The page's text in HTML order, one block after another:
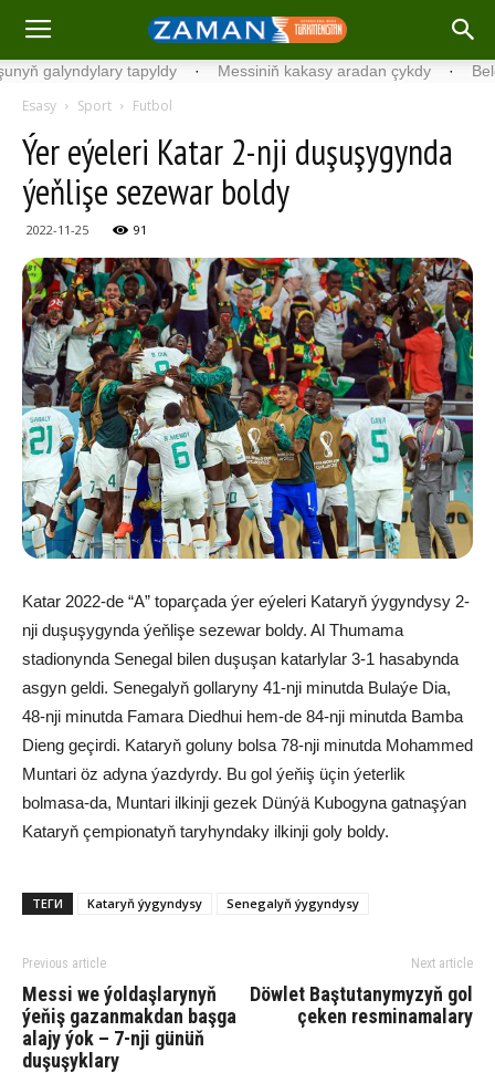
tapyldy · Messiniň kakasy aradan çykdy ·
Esasy Sport Futbol
Ýer eýeleri Katar 2-nji duşuşygynda
ýeňlişe sezewar boldy
2022-11-25 91
Katar 2022-de “A” toparçada ýer eýeleri Kataryň ýygyndysy 2-
nji duşuşygynda ýeňlişe sezewar boldy. Al Thumama
stadionynda Senegal bilen duşuşan katarlylar 3-1 hasabynda
asgyn geldi. Senegalyň gollaryny 41-nji minutda Bulaýe Dia,
48-nji minutda Famara Diedhui hem-de 84-nji minutda Bamba
Dieng geçirdi. Kataryň goluny bolsa 78-nji minutda Mohammed
Muntari öz adyna ýazdyrdy. Bu gol ýeňiş üçin ýeterlik
bolmasa-da, Muntari ilkinji gezek Dünýä Kubogyna gatnaşýan
Kataryň çempionatyň taryhyndaky ilkinji goly boldy.
ТЕГИ Kataryň ýygyndysy Senegalyň ýygyndysy
Previous article
Messi we ýoldaşlarynyň
ýeňiş gazanmakdan başga
alajy ýok – 7-nji günüň
duşuşyklary
Next article
Döwlet Baştutanymyzyň gol
çeken resminamalary